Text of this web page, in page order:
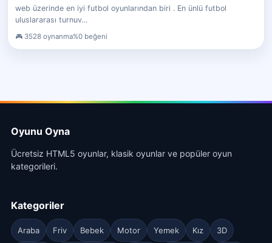
web üzerinde en iyi futbol oyunlarından biri . En ünlü futbol
uluslararası turnuv…
3528 oynanma%0 beğeni
Oyunu Oyna
Ücretsiz HTML5 oyunlar, klasik oyunlar ve popüler oyun
kategorileri.
Kategoriler
Araba Friv Bebek Motor Yemek Kız 3D